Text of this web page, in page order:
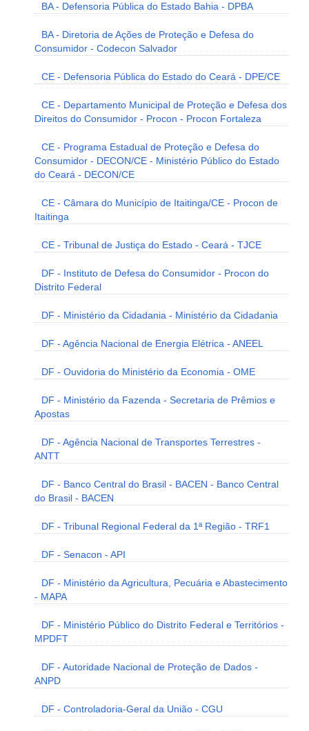
BA - Defensoria Pública do Estado Bahia - DPBA
BA - Diretoria de Ações de Proteção e Defesa do
Consumidor - Codecon Salvador
CE - Defensoria Pública do Estado do Ceará - DPE/CE
CE - Departamento Municipal de Proteção e Defesa dos
Direitos do Consumidor - Procon - Procon Fortaleza
CE - Programa Estadual de Proteção e Defesa do
Consumidor - DECON/CE - Ministério Público do Estado
do Ceará - DECON/CE
CE - Câmara do Município de Itaitinga/CE - Procon de
Itaitinga
CE - Tribunal de Justiça do Estado - Ceará - TJCE
DF - Instituto de Defesa do Consumidor - Procon do
Distrito Federal
DF - Ministério da Cidadania - Ministério da Cidadania
DF - Agência Nacional de Energia Elétrica - ANEEL
DF - Ouvidoria do Ministério da Economia - OME
DF - Ministério da Fazenda - Secretaria de Prêmios e
Apostas
DF - Agência Nacional de Transportes Terrestres -
ANTT
DF - Banco Central do Brasil - BACEN - Banco Central
do Brasil - BACEN
DF - Tribunal Regional Federal da 1ª Região - TRF1
DF - Senacon - API
DF - Ministério da Agricultura, Pecuária e Abastecimento
- MAPA
DF - Ministério Público do Distrito Federal e Territórios -
MPDFT
DF - Autoridade Nacional de Proteção de Dados -
ANPD
DF - Controladoria-Geral da União - CGU